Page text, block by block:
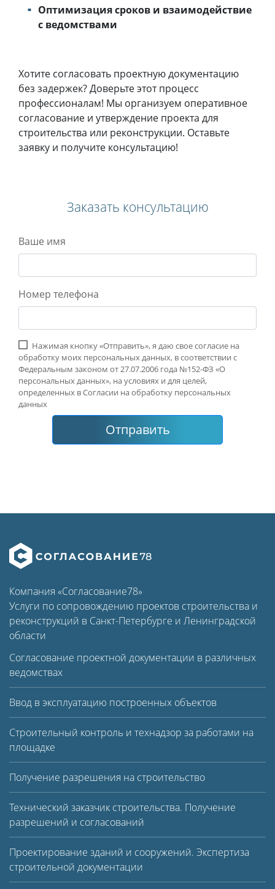
Оптимизация сроков и взаимодействие
с ведомствами
Хотите согласовать проектную документацию
без задержек? Доверьте этот процесс
профессионалам! Мы организуем оперативное
согласование и утверждение проекта для
строительства или реконструкции. Оставьте
заявку и получите консультацию!
Заказать консультацию
Ваше имя
Номер телефона
Нажимая кнопку «Отправить», я даю свое согласие на
обработку моих персональных данных, в соответствии с
Федеральным законом от 27.07.2006 года №152-ФЗ «О
персональных данных», на условиях и для целей,
определенных в Согласии на обработку персональных
данных
Компания «Согласование78»
Услуги по cопровождению проектов строительства и
реконструкций в Санкт-Петербурге и Ленинградской
области
Согласование проектной документации в различных
ведомствах
Ввод в эксплуатацию построенных объектов
Строительный контроль и технадзор за работами на
площадке
Получение разрешения на строительство
Технический заказчик строительства. Получение
разрешений и согласований
Проектирование зданий и сооружений. Экспертиза
строительной документации